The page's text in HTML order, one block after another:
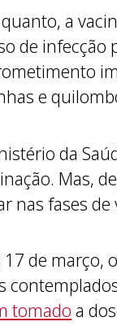
a
de infecção
e
da
Mas,
nas fases
17 de março,
tomado a